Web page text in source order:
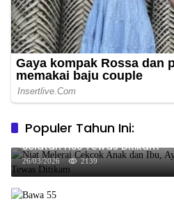
Populer Tahun Ini:
Niat Melerai Cekcok Anak
Selatan HSS Tewas Ditikam
26/03/2026 2139